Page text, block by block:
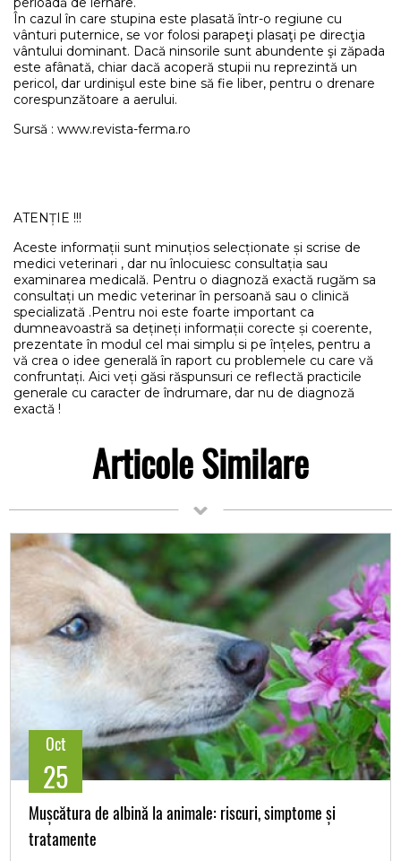
În cazul în care stupina este plasată într-o regiune cu
vânturi puternice, se vor folosi parapeţi plasaţi pe direcţia
vântului dominant. Dacă ninsorile sunt abundente şi zăpada
este afânată, chiar dacă acoperă stupii nu reprezintă un
pericol, dar urdinişul este bine să fie liber, pentru o drenare
corespunzătoare a aerului.
Sursă : www.revista-ferma.ro
ATENȚIE !!!
Aceste informații sunt minuțios selecționate și scrise de
medici veterinari , dar nu înlocuiesc consultația sau
examinarea medicală. Pentru o diagnoză exactă rugăm sa
consultați un medic veterinar în persoană sau o clinică
specializată .Pentru noi este foarte important ca
dumneavoastră sa dețineți informații corecte și coerente,
prezentate în modul cel mai simplu si pe înțeles, pentru a
vă crea o idee generală în raport cu problemele cu care vă
confruntați. Aici veți găsi răspunsuri ce reflectă practicile
generale cu caracter de îndrumare, dar nu de diagnoză
exactă !
Articole Similare
Oct
25
Mușcătura de albină la animale: riscuri, simptome și
tratamente